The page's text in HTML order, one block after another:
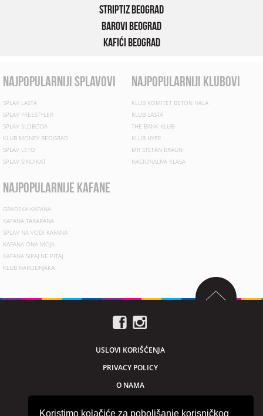
Koristimo kolačiće za poboljšanje korisničkog
Striptiz Beograd
Barovi Beograd
Kafići Beograd
najpopularniji splavovi
SPLAV LASTA
SPLAV FREESTYLER
SPLAV SLOBODA
KLUB MONEY BEOGRAD
SPLAV LETO
SPLAV SINDIKAT
najpopularniji klubovi
KLUB KOMITET BETON HALA
KLUB LASTA
THE BANK KLUB
KLUB HYPE
MR STEFAN BRAUN
NACIONALNA KLASA
najpopularnije kafane
GRADSKA KAFANA
KAFANA TARAPANA
SPLAV NA VODI KAFANA
KAFANA ONA MOJA
KAFANA SIPAJ NE PITAJ
KLUB NARODNJAKA
USLOVI KORIŠĆENJA
PRIVACY POLICY
O NAMA